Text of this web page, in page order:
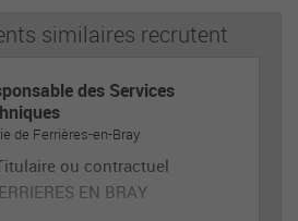
similaires recrutent
des Services
de Ferrières-en-Bray
ou contractuel
EN BRAY